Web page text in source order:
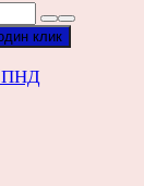
клик
ПНД